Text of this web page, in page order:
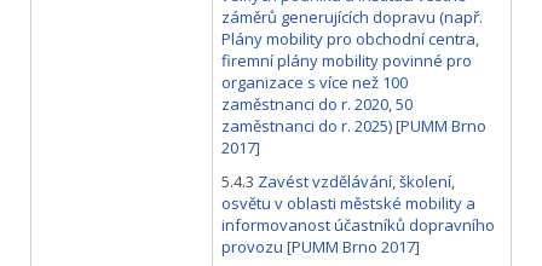
záměrů generujících dopravu (např.
Plány mobility pro obchodní centra,
firemní plány mobility povinné pro
organizace s více než 100
zaměstnanci do r. 2020, 50
zaměstnanci do r. 2025)[PUMM Brno
2017]
5.4.3 Zavést vzdělávání, školení,
osvětu v oblasti městské mobility a
informovanost účastníků dopravního
provozu [PUMM Brno 2017]